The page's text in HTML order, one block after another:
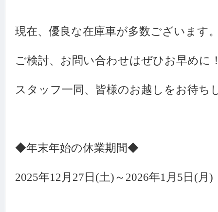
現在、優良な在庫車が多数ございます
ご検討、お問い合わせはぜひお早めに
スタッフ一同、皆様のお越しをお待
◆年末年始の休業期間◆
2025年12月27日(土)～2026年1月5日(月)